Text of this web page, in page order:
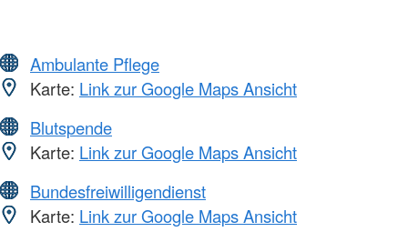
Ambulante Pflege
Karte: Link zur Google Maps Ansicht
Blutspende
Karte: Link zur Google Maps Ansicht
Bundesfreiwilligendienst
Karte: Link zur Google Maps Ansicht